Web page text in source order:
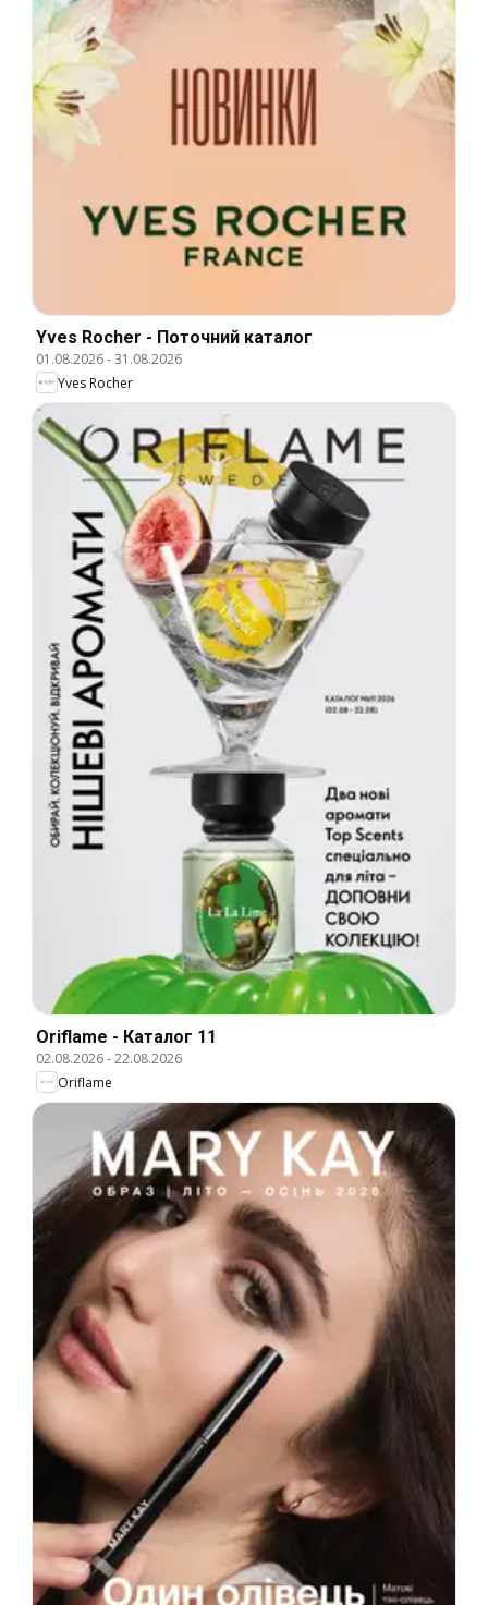
Yves Rocher - Поточний каталог
01.08.2026-31.08.2026
Yves Rocher
Oriflame - Каталог 11
02.08.2026-22.08.2026
Oriflame